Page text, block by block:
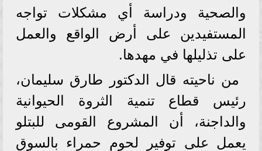
والصحية ودراسة أي مشكلات تواجه
المستفيدين على أرض الواقع والعمل
على تذليلها في مهدها.
من ناحيته قال الدكتور طارق سليمان،
رئيس قطاع تنمية الثروة الحيوانية
والداجنة، أن المشروع القومى للبتلو
يعمل على توفير لحوم حمراء بالسوق